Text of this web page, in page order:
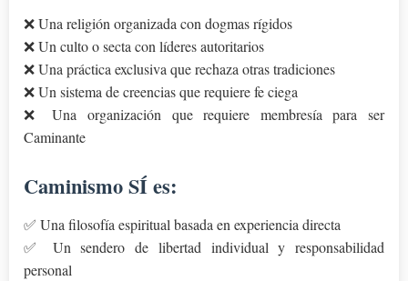
❌ Una religión organizada con dogmas rígidos
❌ Un culto o secta con líderes autoritarios
❌ Una práctica exclusiva que rechaza otras tradiciones
❌ Un sistema de creencias que requiere fe ciega
❌ Una organización que requiere membresía para ser
Caminante
Caminismo SÍ es:
✅ Una filosofía espiritual basada en experiencia directa
✅ Un sendero de libertad individual y responsabilidad
personal